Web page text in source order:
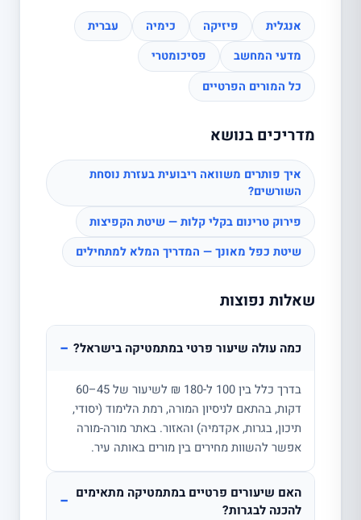
אנגלית פיזיקה כימיה
עברית
מדעי המחשב
פסיכומטרי
כל המורים הפרטיים
מדריכים בנושא
איך פותרים משוואה ריבועית בעזרת נוסחת
השורשים?
פירוק טרינום בקלי קלות — שיטת הקפיצות
שיטת כפל מאונך — המדריך המלא למתחילים
שאלות נפוצות
כמה עולה שיעור פרטי במתמטיקה בישראל? −
בדרך כלל בין 100 ל-180 ₪ לשיעור של 45–60
דקות, בהתאם לניסיון המורה, רמת הלימוד (יסודי,
תיכון, בגרות, אקדמיה) והאזור. באתר מורה-מורה
אפשר להשוות מחירים בין מורים באותה עיר.
האם שיעורים פרטיים במתמטיקה מתאימים
להכנה לבגרות?
−